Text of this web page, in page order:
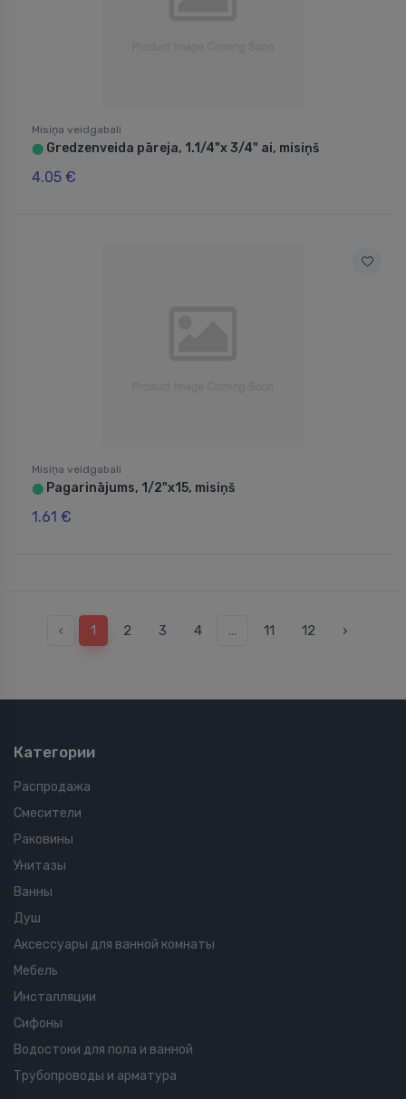
Misiņa veidgabali
⬤ Gredzenveida pāreja, 1.1/4"x 3/4" ai, misiņš
4.05 €
Misiņa veidgabali
⬤ Pagarinājums, 1/2"x15, misiņš
1.61 €
‹ 1 2 3 4 ... 11 12 ›
Категории
Распродажа
Смесители
Раковины
Унитазы
Ванны
Душ
Аксессуары для ванной комнаты
Мебель
Инсталляции
Сифоны
Водостоки для пола и ванной
Трубопроводы и арматура